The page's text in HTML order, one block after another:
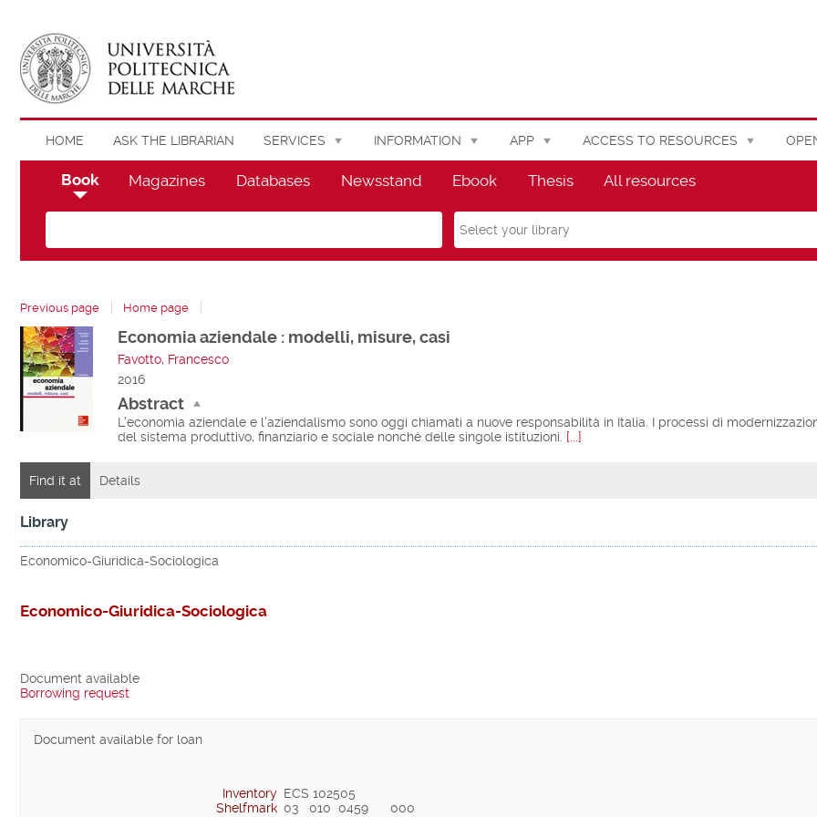
HOME ASK THE LIBRARIAN SERVICES INFORMATION APP ACCESS TO RESOURCES
Book Magazines Databases Newsstand Ebook Thesis All resources
Cerca su "Catalog"
Select
your
library
Previous page Home page
Dettaglio
del
documento
Economia aziendale : modelli, misure, casi
Favotto, Francesco
2016
Abstract
L'economia aziendale e l'aziendalismo sono oggi chiamati a nuove responsabilità in Italia. I processi di
del sistema produttivo, finanziario e sociale nonché delle singole istituzioni. [...]
Find it at Details
Library
Economico-Giuridica-Sociologica
Economico-Giuridica-Sociologica
Document available
Borrowing request
Document available for loan
Inventory ECS 102505
Shelfmark 03   010  0459      000